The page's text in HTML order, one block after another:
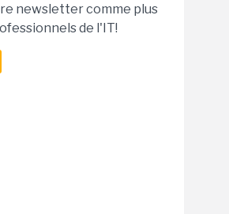
newsletter comme plus
de l'IT!